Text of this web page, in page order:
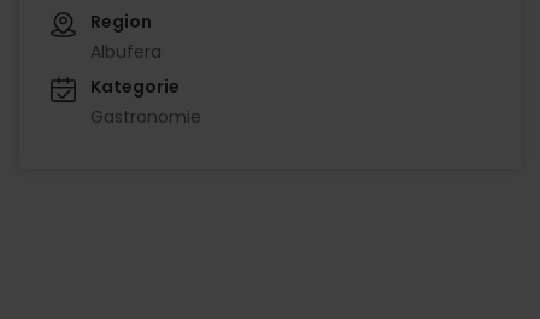
Region
Albufera
Kategorie
Gastronomie